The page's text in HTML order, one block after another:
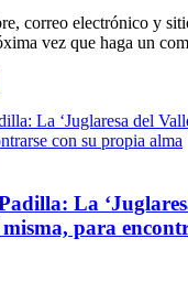
correo electrónico y
vez que haga un
La
para